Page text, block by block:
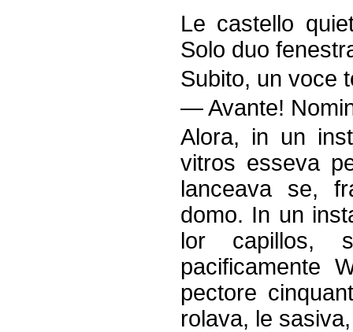
Le castello
Solo duo
Subito, un voce
— Avante!
Alora, in un
vitros esseva
lanceava se,
domo. In un
lor capillos,
pacificamente
pectore
rolava, le